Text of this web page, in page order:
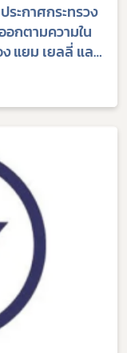
ะกาศกระทรวง
กตามความใน
แยม เยลลี่ และ